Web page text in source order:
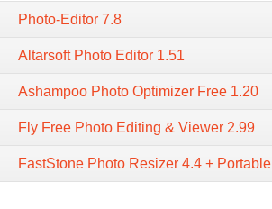
Photo-Editor 7.8
Altarsoft Photo Editor 1.51
Ashampoo Photo Optimizer Free 1.20
Fly Free Photo Editing & Viewer 2.99
FastStone Photo Resizer 4.4 + Portable